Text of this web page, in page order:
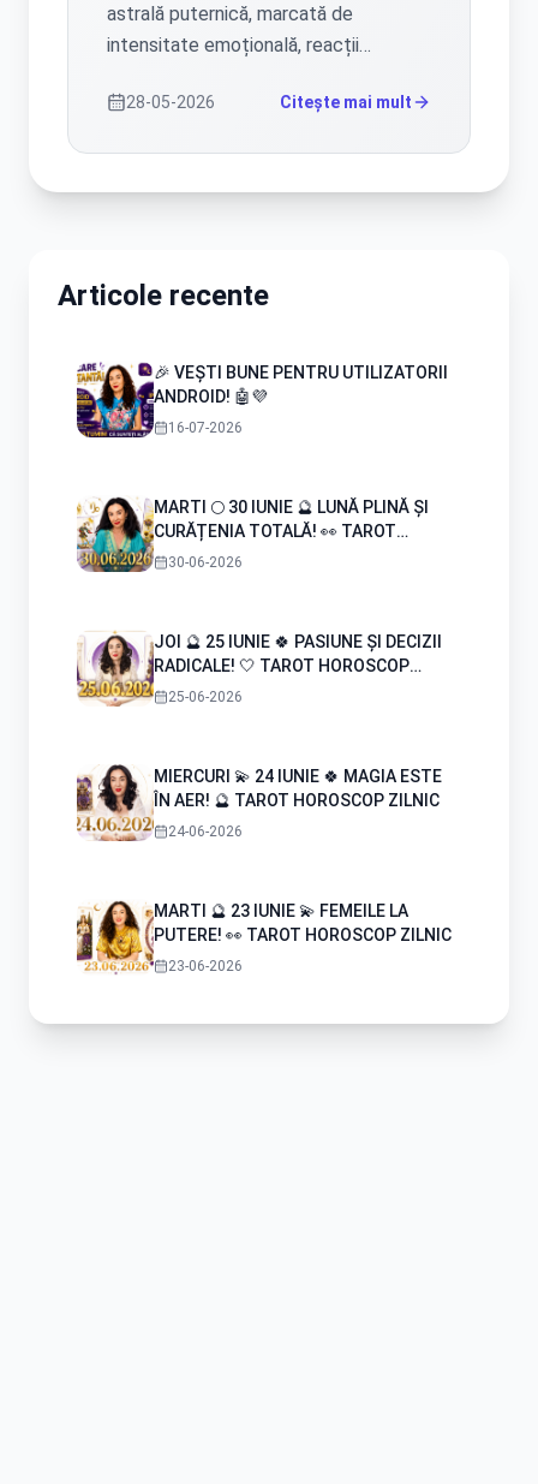
astrală puternică, marcată de
intensitate emoțională, reacții
multe planuri ale vieții. Este o zi în
împăcare și progres.
28-05-2026 Citește mai mult
Articole recente
🎉 VEȘTI BUNE PENTRU UTILIZATORII
ANDROID! 🤖💜
16-07-2026
MARTI 🌕 30 IUNIE 🔮 LUNĂ PLINĂ ȘI
CURĂȚENIA TOTALĂ! 👀 TAROT
HOROSCOP ZILNIC
30-06-2026
JOI 🔮 25 IUNIE 🍀 PASIUNE ȘI DECIZII
RADICALE! 🤍 TAROT HOROSCOP
ZILNIC
25-06-2026
MIERCURI 💫 24 IUNIE 🍀 MAGIA ESTE
ÎN AER! 🔮 TAROT HOROSCOP ZILNIC
24-06-2026
MARTI 🔮 23 IUNIE 💫 FEMEILE LA
PUTERE! 👀 TAROT HOROSCOP ZILNIC
23-06-2026